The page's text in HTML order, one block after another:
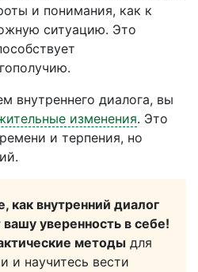
и понимания, как к
ситуацию. Это
внутреннего диалога, вы
изменения. Это
и терпения, но
как внутренний диалог
уверенность в себе!
методы для
и научитесь вести